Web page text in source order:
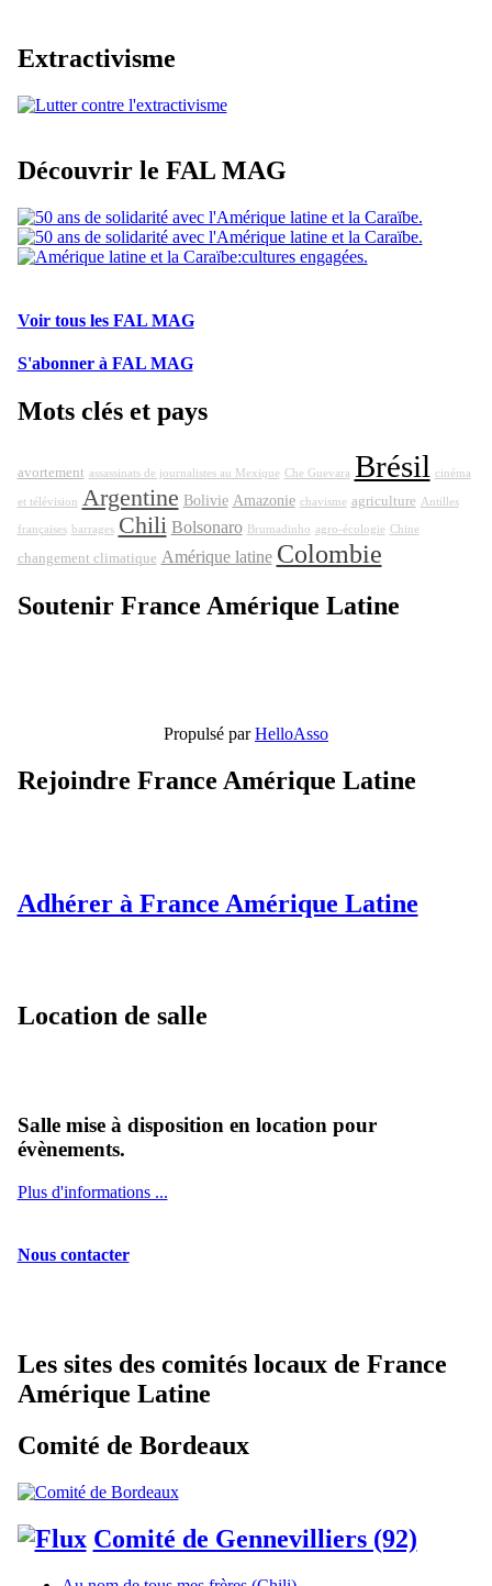
Extractivisme
Découvrir le FAL MAG
Voir tous les FAL MAG
S'abonner à FAL MAG
Mots clés et pays
avortement assassinats de journalistes au Mexique Che Guevara Brésil cinéma
et télévision Argentine Bolivie Amazonie chavisme agriculture Antilles
françaises barrages Chili Bolsonaro Brumadinho agro-écologie Chine
changement climatique Amérique latine Colombie
Soutenir France Amérique Latine
Propulsé parHelloAsso
Rejoindre France Amérique Latine
Adhérer à France Amérique Latine
Location de salle
Salle mise à disposition en location pour
évènements.
Plus d'informations ...
Nous contacter
Les sites des comités locaux de France
Amérique Latine
Comité de Bordeaux
Comité de Gennevilliers (92)